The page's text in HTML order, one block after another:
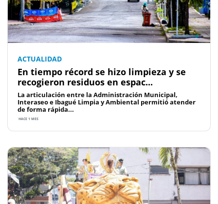
ACTUALIDAD
En tiempo récord se hizo limpieza y se
recogieron residuos en espac...
La articulación entre la Administración Municipal,
Interaseo e Ibagué Limpia y Ambiental permitió atender
de forma rápida...
HACE 1 MES